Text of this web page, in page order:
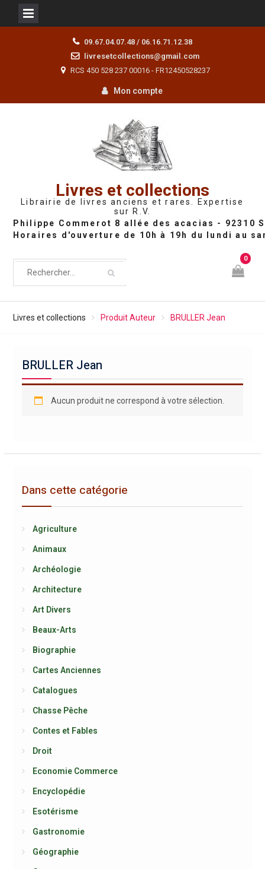
09.67.04.07.48 / 06.16.71.12.38
livresetcollections@gmail.com
RCS 450 528 237 00016 - FR12450528237
Mon compte
Livres et collections
Librairie de livres anciens et rares. Expertise
sur R.V.
0
Livres et collections Produit Auteur BRULLER Jean
BRULLER Jean
Aucun produit ne correspond à votre sélection.
Dans cette catégorie
Agriculture
Animaux
Archéologie
Architecture
Art Divers
Beaux-Arts
Biographie
Cartes Anciennes
Catalogues
Chasse Pêche
Contes et Fables
Droit
Economie Commerce
Encyclopédie
Esotérisme
Gastronomie
Géographie